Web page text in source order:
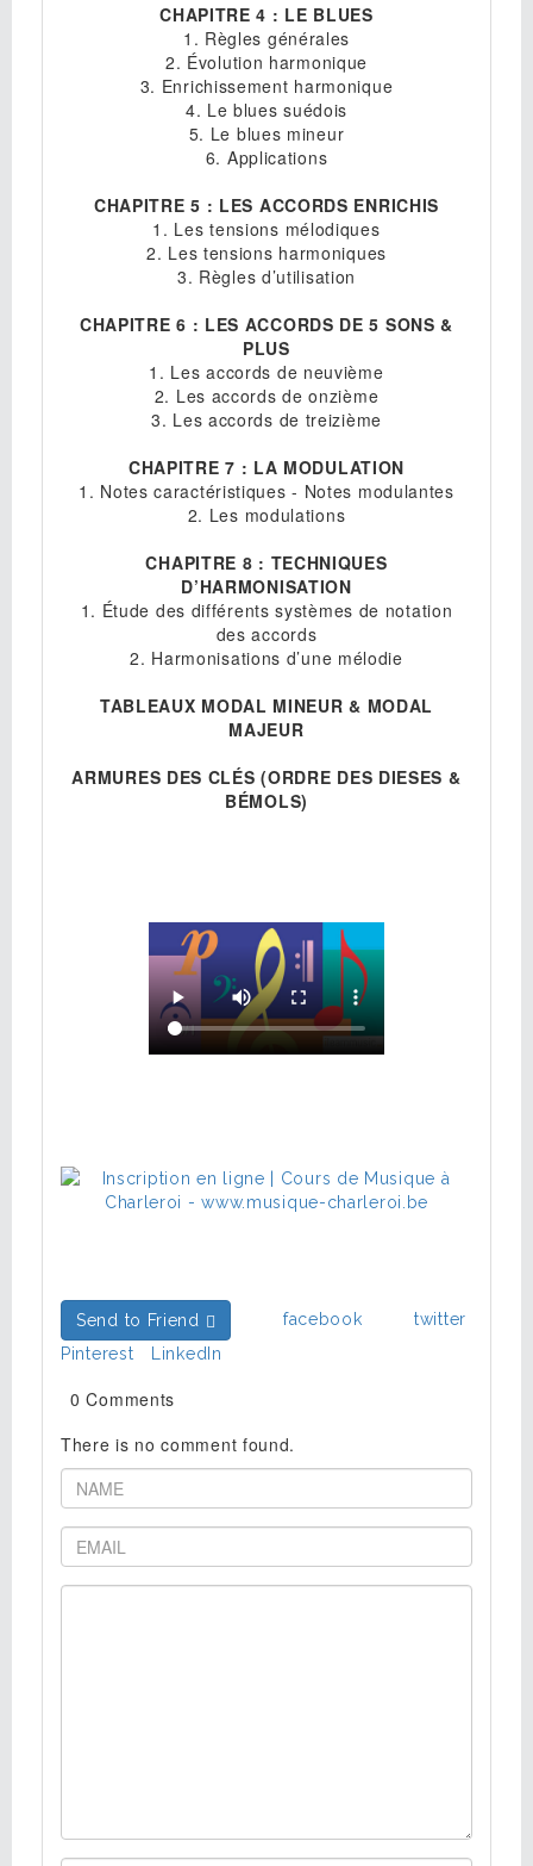
CHAPITRE 4 : LE BLUES
1. Règles générales
2. Évolution harmonique
3. Enrichissement harmonique
4. Le blues suédois
5. Le blues mineur
6. Applications
CHAPITRE 5 : LES ACCORDS ENRICHIS
1. Les tensions mélodiques
2. Les tensions harmoniques
3. Règles d’utilisation
CHAPITRE 6 : LES ACCORDS DE 5 SONS &
PLUS
1. Les accords de neuvième
2. Les accords de onzième
3. Les accords de treizième
CHAPITRE 7 : LA MODULATION
1. Notes caractéristiques - Notes modulantes
2. Les modulations
CHAPITRE 8 : TECHNIQUES
D’HARMONISATION
1. Étude des différents systèmes de notation
des accords
2. Harmonisations d’une mélodie
TABLEAUX MODAL MINEUR & MODAL
MAJEUR
ARMURES DES CLÉS (ORDRE DES DIESES &
BÉMOLS)
Send to Friend facebook
twitter
Pinterest
LinkedIn
0 Comments
There is no comment found.